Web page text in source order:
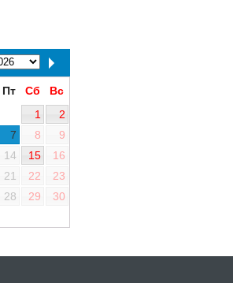
Пт Сб
Вс
1
2
7 8
9
14 15
16
21 22
23
28 29
30